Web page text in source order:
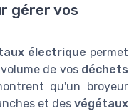
gérer vos
électrique permet
de vos déchets
qu'un broyeur
et des végétaux